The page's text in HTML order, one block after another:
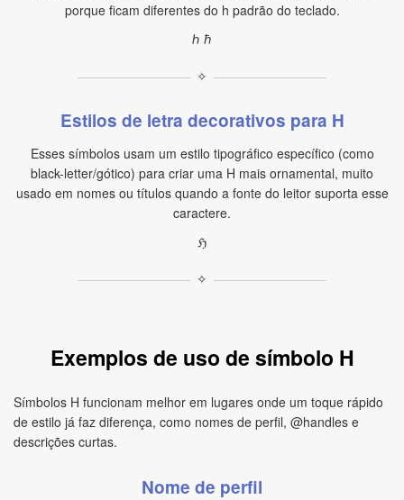
porque ficam diferentes do h padrão do teclado.
ℎ ℏ
✧
Estilos de letra decorativos para H
Esses símbolos usam um estilo tipográfico específico (como
black-letter/gótico) para criar uma H mais ornamental, muito
usado em nomes ou títulos quando a fonte do leitor suporta esse
caractere.
ℌ
✧
Exemplos de uso de símbolo H
Símbolos H funcionam melhor em lugares onde um toque rápido
de estilo já faz diferença, como nomes de perfil, @handles e
descrições curtas.
Nome de perfil